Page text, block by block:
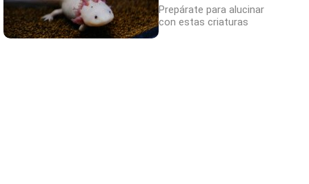
Prepárate para alucinar
con estas criaturas